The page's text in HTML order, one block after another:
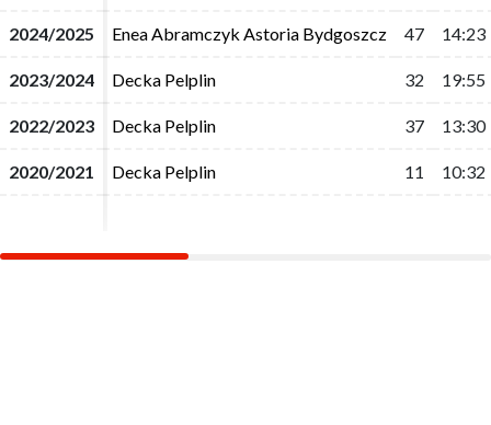
2024/2025 Enea Abramczyk Astoria Bydgoszcz 47 14:23
2023/2024 Decka Pelplin 32 19:55
2022/2023 Decka Pelplin 37 13:30
2020/2021 Decka Pelplin 11 10:32
2024/2025 Enea Abramczyk Astoria Bydgoszcz 47 14:23
2023/2024 Decka Pelplin 32 19:55
2022/2023 Decka Pelplin 37 13:30
2020/2021 Decka Pelplin 11 10:32